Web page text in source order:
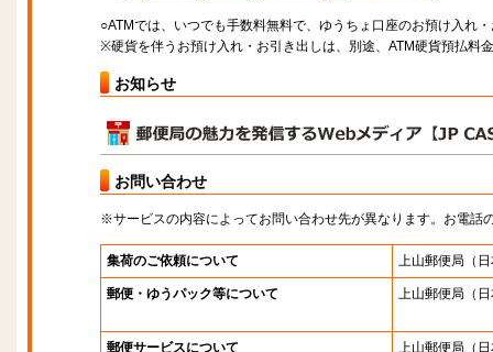
○ATMでは、いつでも手数料無料で、ゆうちょ口座のお預け入れ
※硬貨を伴うお預け入れ・お引き出しは、別途、ATM硬貨預払料
お知らせ
お問い合わせ
※サービスの内容によってお問い合わせ先が異なります。お電話
集荷のご依頼について 上山郵便局 （
郵便・ゆうパック等について 上山郵便局 （
郵便サービスについて 上山郵便局 （